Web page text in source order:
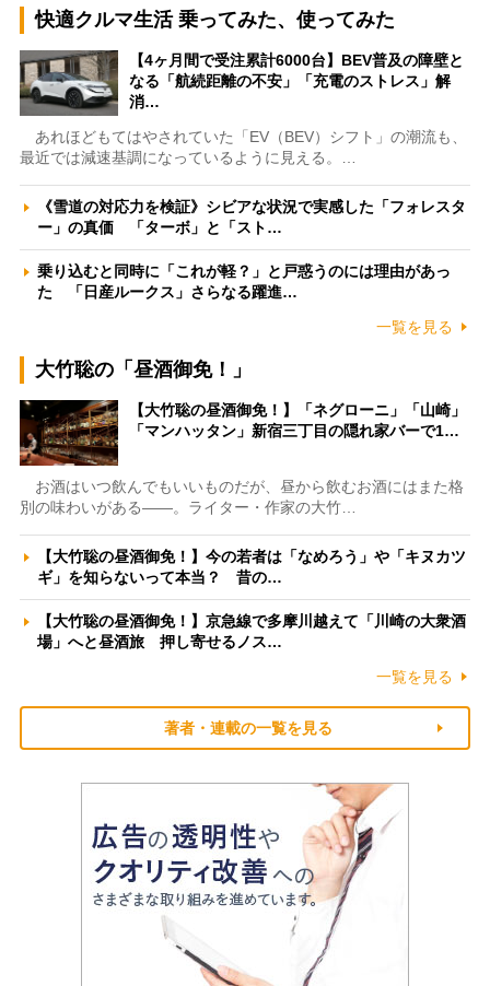
快適クルマ生活 乗ってみた、使ってみた
【4ヶ月間で受注累計6000台】BEV普及の障壁と
なる「航続距離の不安」「充電のストレス」解
消…
あれほどもてはやされていた「EV（BEV）シフト」の潮流も、
最近では減速基調になっているように見える。…
《雪道の対応力を検証》シビアな状況で実感した「フォレスタ
ー」の真価 「ターボ」と「スト…
乗り込むと同時に「これが軽？」と戸惑うのには理由があっ
た 「日産ルークス」さらなる躍進…
一覧を見る
大竹聡の「昼酒御免！」
【大竹聡の昼酒御免！】「ネグローニ」「山崎」
「マンハッタン」新宿三丁目の隠れ家バーで1…
お酒はいつ飲んでもいいものだが、昼から飲むお酒にはまた格
別の味わいがある――。ライター・作家の大竹…
【大竹聡の昼酒御免！】今の若者は「なめろう」や「キヌカツ
ギ」を知らないって本当？ 昔の…
【大竹聡の昼酒御免！】京急線で多摩川越えて「川崎の大衆酒
場」へと昼酒旅 押し寄せるノス…
一覧を見る
著者・連載の一覧を見る